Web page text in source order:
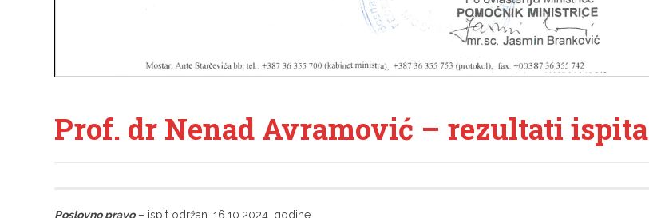
Prof. dr Nenad Avramović – rezultati ispita
Poslovno pravo– ispit održan, 16.10.2024. godine.